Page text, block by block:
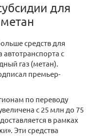
для
средств для
с
газ (метан).
премьер-
по переводу
с 25 млн до 75
в рамках
Эти средства